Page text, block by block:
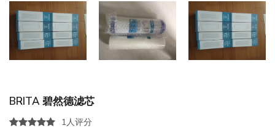
BRITA 碧然德滤芯
1人评分